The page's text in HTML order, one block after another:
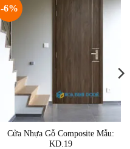
-6%
Cửa Nhựa Gỗ Composite Mẫu:
KD.19